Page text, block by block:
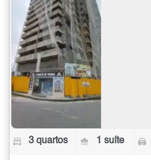
3 quartos 1 suíte